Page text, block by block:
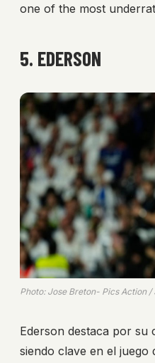
one of the most
5. EDERSON
Photo: Jose Breton- Pics Action
Ederson destaca por su
siendo clave en el juego